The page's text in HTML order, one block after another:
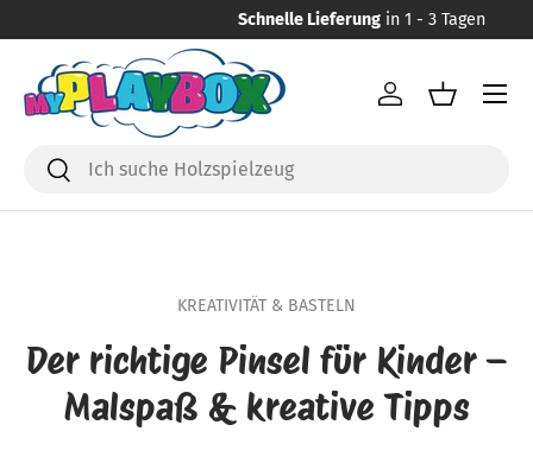
Direkt zum Inhalt
Schnelle Lieferungin 1 - 3 Tagen
Suchen
Suchen
Einloggen
Menü
KREATIVITÄT & BASTELN
Der richtige Pinsel für Kinder –
Malspaß & kreative Tipps